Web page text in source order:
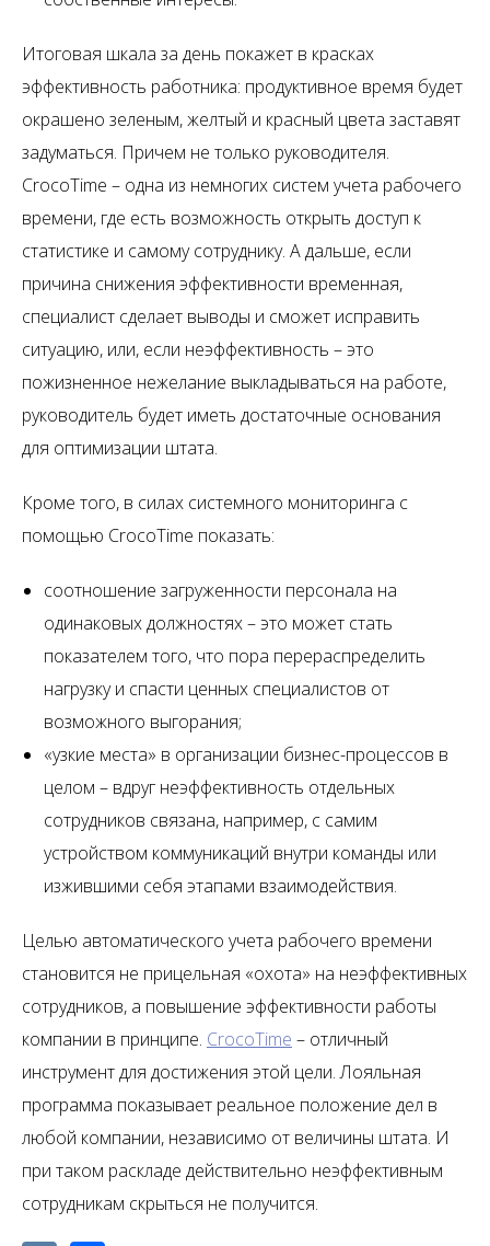
Итоговая шкала за день покажет в красках
эффективность работника: продуктивное время будет
окрашено зеленым, желтый и красный цвета заставят
задуматься. Причем не только руководителя.
CrocoTime – одна из немногих систем учета рабочего
времени, где есть возможность открыть доступ к
статистике и самому сотруднику. А дальше, если
причина снижения эффективности временная,
специалист сделает выводы и сможет исправить
ситуацию, или, если неэффективность – это
пожизненное нежелание выкладываться на работе,
руководитель будет иметь достаточные основания
для оптимизации штата.
Кроме того, в силах системного мониторинга с
помощью CrocoTime показать:
соотношение загруженности персонала на
одинаковых должностях – это может стать
показателем того, что пора перераспределить
нагрузку и спасти ценных специалистов от
возможного выгорания;
«узкие места» в организации бизнес-процессов в
целом – вдруг неэффективность отдельных
сотрудников связана, например, с самим
устройством коммуникаций внутри команды или
изжившими себя этапами взаимодействия.
Целью автоматического учета рабочего времени
становится не прицельная «охота» на неэффективных
сотрудников, а повышение эффективности работы
компании в принципе. CrocoTime – отличный
инструмент для достижения этой цели. Лояльная
программа показывает реальное положение дел в
любой компании, независимо от величины штата. И
при таком раскладе действительно неэффективным
сотрудникам скрыться не получится.